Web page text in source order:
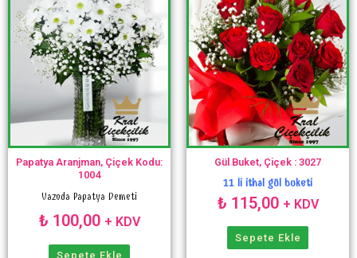
Papatya Aranjman, Çiçek Kodu:
1004
Vazoda Papatya Demeti
₺ 100,00 + KDV
Sepete Ekle
Gül Buket, Çiçek : 3027
11 li ithal gül buketi
₺ 115,00 + KDV
Sepete Ekle